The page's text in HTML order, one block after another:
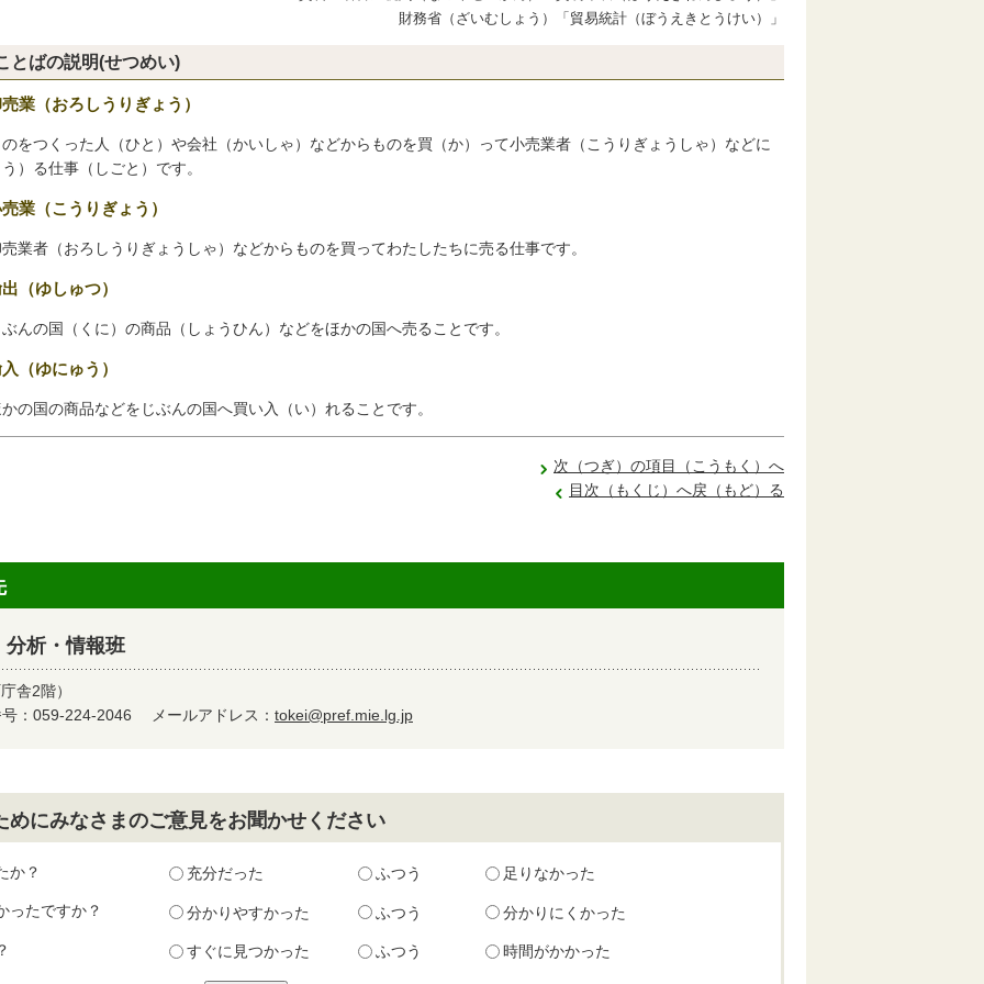
財務省（ざいむしょう）「貿易統計（ぼうえきとうけい）」
とばの説明(せつめい)
業（おろしうりぎょう）
をつくった人（ひと）や会社（かいしゃ）などからものを買（か）って小売業者（こうりぎょうしゃ）などに
）る仕事（しごと）です。
業（こうりぎょう）
業者（おろしうりぎょうしゃ）などからものを買ってわたしたちに売る仕事です。
（ゆしゅつ）
んの国（くに）の商品（しょうひん）などをほかの国へ売ることです。
（ゆにゅう）
の国の商品などをじぶんの国へ買い入（い）れることです。
次（つぎ）の項目（こうもく）へ
目次（もくじ）へ戻（もど）る
析・情報班
舎2階）
：059-224-2046
メールアドレス： tokei@pref.mie.lg.jp
にみなさまのご意見をお聞かせください
か？ 充分だった ふつう 足りなかった
ったですか？ 分かりやすかった ふつう 分かりにくかった
すぐに見つかった ふつう 時間がかかった